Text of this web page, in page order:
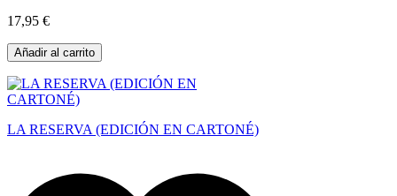
17,95 €
Añadir al carrito
LA RESERVA (EDICIÓN EN CARTONÉ)